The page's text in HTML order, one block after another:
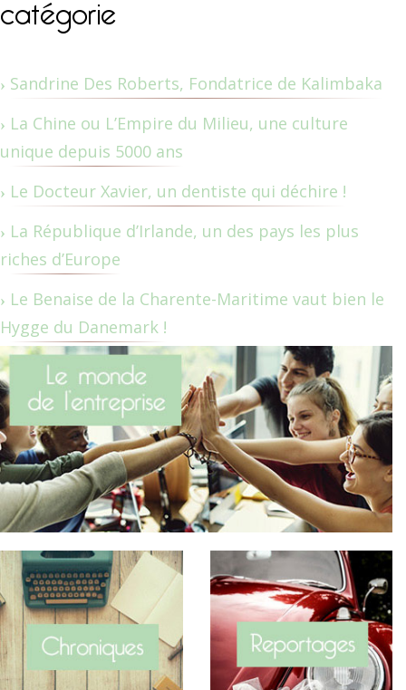
Sandrine Des Roberts, Fondatrice de Kalimbaka
La Chine ou L’Empire du Milieu, une culture
unique depuis 5000 ans
Le Docteur Xavier, un dentiste qui déchire !
La République d’Irlande, un des pays les plus
riches d’Europe
Le Benaise de la Charente-Maritime vaut bien le
Hygge du Danemark !